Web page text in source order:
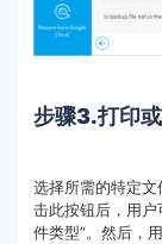
步骤3.打印
选择所需的特定文
击此按钮后，用户
件类型”。然后，